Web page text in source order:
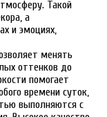
Такой
а
и эмоциях,
менять
оттенков до
помогает
времени суток,
выполняются с